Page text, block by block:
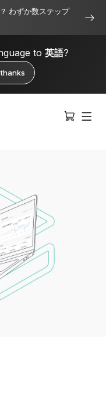
わずか数ステップ
to 英語?
イン
備える